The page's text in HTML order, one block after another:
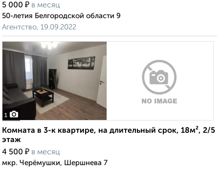
5 000 ₽ в месяц
50-летия Белгородской области 9
Агентство, 19.09.2022
1
Комната в 3-к квартире, на длительный срок, 18м², 2/5
этаж
4 500 ₽ в месяц
мкр. Черёмушки, Шершнева 7